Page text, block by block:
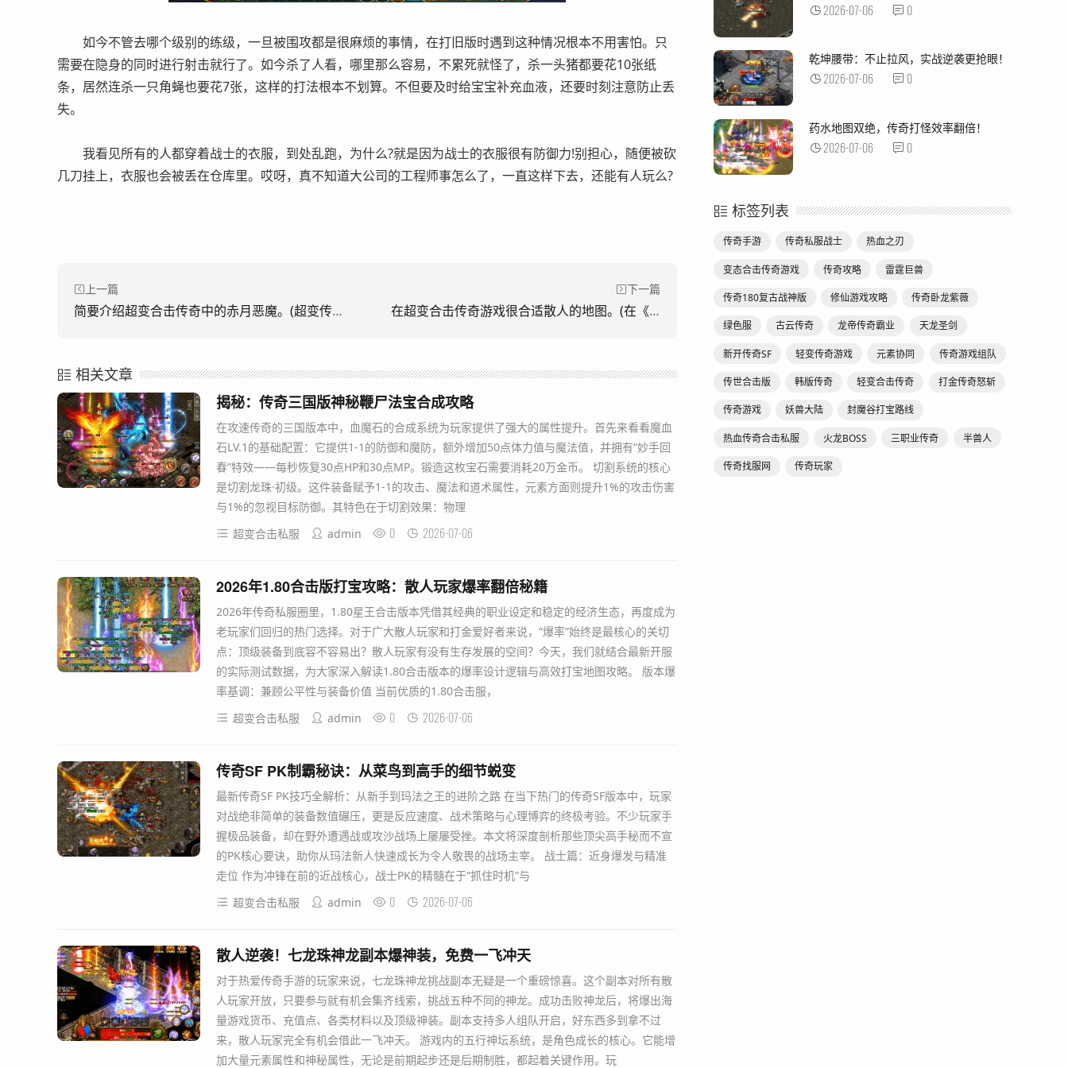
如今不管去哪个级别的练级，一旦被围攻都是很麻烦的事情，在打旧版时遇到这种情况根本不用害怕。只
需要在隐身的同时进行射击就行了。如今杀了人看，哪里那么容易，不累死就怪了，杀一头猪都要花10张纸
条，居然连杀一只角蝇也要花7张，这样的打法根本不划算。不但要及时给宝宝补充血液，还要时刻注意防止丢
失。
我看见所有的人都穿着战士的衣服，到处乱跑，为什么?就是因为战士的衣服很有防御力!别担心，随便被砍
几刀挂上，衣服也会被丢在仓库里。哎呀，真不知道大公司的工程师事怎么了，一直这样下去，还能有人玩么?
上一篇
简要介绍超变合击传奇中的赤月恶魔。(超变传奇中的红月魔简介。)
下一篇
在超变合击传奇游戏很合适散人的地图。(在《超变传奇游戏中，是一张非常适合三人的地图。)
相关文章
揭秘：传奇三国版神秘鞭尸法宝合成攻略
在攻速传奇的三国版本中，血魔石的合成系统为玩家提供了强大的属性提升。首先来看看魔血
石LV.1的基础配置：它提供1-1的防御和魔防，额外增加50点体力值与魔法值，并拥有“妙手回
春”特效——每秒恢复30点HP和30点MP。锻造这枚宝石需要消耗20万金币。 切割系统的核心
是切割龙珠·初级。这件装备赋予1-1的攻击、魔法和道术属性，元素方面则提升1%的攻击伤害
与1%的忽视目标防御。其特色在于切割效果：物理
超变合击私服
admin 0 2026-07-06
2026年1.80合击版打宝攻略：散人玩家爆率翻倍秘籍
2026年传奇私服圈里，1.80星王合击版本凭借其经典的职业设定和稳定的经济生态，再度成为
老玩家们回归的热门选择。对于广大散人玩家和打金爱好者来说，“爆率”始终是最核心的关切
点：顶级装备到底容不容易出？散人玩家有没有生存发展的空间？今天，我们就结合最新开服
的实际测试数据，为大家深入解读1.80合击版本的爆率设计逻辑与高效打宝地图攻略。 版本爆
率基调：兼顾公平性与装备价值 当前优质的1.80合击服，
超变合击私服
admin 0 2026-07-06
传奇SF PK制霸秘诀：从菜鸟到高手的细节蜕变
最新传奇SF PK技巧全解析：从新手到玛法之王的进阶之路 在当下热门的传奇SF版本中，玩家
对战绝非简单的装备数值碾压，更是反应速度、战术策略与心理博弈的终极考验。不少玩家手
握极品装备，却在野外遭遇战或攻沙战场上屡屡受挫。本文将深度剖析那些顶尖高手秘而不宣
的PK核心要诀，助你从玛法新人快速成长为令人敬畏的战场主宰。 战士篇：近身爆发与精准
走位 作为冲锋在前的近战核心，战士PK的精髓在于“抓住时机”与
超变合击私服
admin 0 2026-07-06
散人逆袭！七龙珠神龙副本爆神装，免费一飞冲天
对于热爱传奇手游的玩家来说，七龙珠神龙挑战副本无疑是一个重磅惊喜。这个副本对所有散
人玩家开放，只要参与就有机会集齐线索，挑战五种不同的神龙。成功击败神龙后，将爆出海
量游戏货币、充值点、各类材料以及顶级神装。副本支持多人组队开启，好东西多到拿不过
来，散人玩家完全有机会借此一飞冲天。 游戏内的五行神坛系统，是角色成长的核心。它能增
加大量元素属性和神秘属性，无论是前期起步还是后期制胜，都起着关键作用。玩
2026-07-06 0
乾坤腰带：不止拉风，实战逆袭更抢眼！
2026-07-06 0
药水地图双绝，传奇打怪效率翻倍！
2026-07-06 0
标签列表
传奇手游 传奇私服战士 热血之刃
变态合击传奇游戏 传奇攻略 雷霆巨兽
传奇180复古战神版 修仙游戏攻略 传奇卧龙紫薇
绿色服 古云传奇 龙帝传奇霸业 天龙圣剑
新开传奇SF 轻变传奇游戏 元素协同 传奇游戏组队
传世合击版 韩版传奇 轻变合击传奇 打金传奇怒斩
传奇游戏 妖兽大陆 封魔谷打宝路线
热血传奇合击私服 火龙BOSS 三职业传奇 半兽人
传奇找服网 传奇玩家